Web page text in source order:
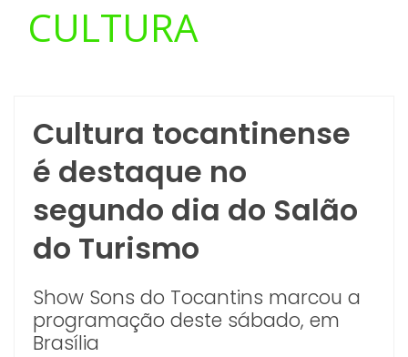
CULTURA
Cultura tocantinense
é destaque no
segundo dia do Salão
do Turismo
Show Sons do Tocantins marcou a
programação deste sábado, em
Brasília